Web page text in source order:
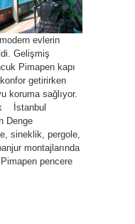
evlerin
Gelişmiş
Pimapen kapı
getirirken
koruma sağlıyor.
İstanbul
Denge
sineklik, pergole,
montajlarında
pencere